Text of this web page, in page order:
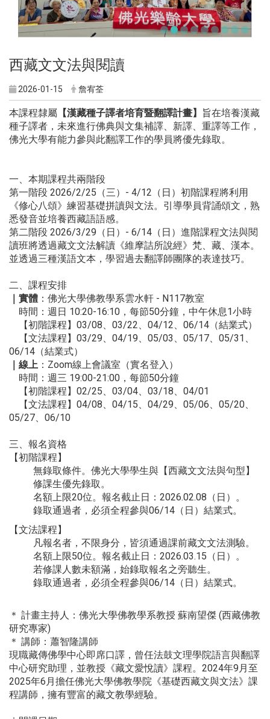
西藏文文法與閱讀
2026-01-15 詹宥荃
本課程隸屬 【漢藏種子譯者培育暨翻譯計畫】
旨在培養漢藏
種子譯者，未來進行佛典與文集補譯、新譯、重譯等工作，
佛光大學有能力參與此翻譯工作的學員將優先錄取。
一、本期課程共兩階段
第一階段 2026/2/25（三）- 4/12（日）初階課程將利用
《修心八頌》練習基礎拼讀與文法。引導學員背誦頌文，熟
悉發音並培養西藏語語感。
第二階段 2026/3/29（日）- 6/14（日）進階課程文法與閱
讀班將透過藏文文法解讀《維摩詰所說經》梵、藏、漢本。
並透過三種漢語文本，學習過去翻譯師團隊的表達技巧。
二、課程安排
｜實體 ：佛光大學佛教學系雲水軒 - N117教室
時間：週日 10:20-16:10，每節50分鐘，中午休息1小時
【初階課程】03/08、03/22、04/12、06/14（結業式）
【文法課程】03/29、04/19、05/03、05/17、05/31、
06/14（結業式）
｜線上 ：Zoom線上會議室（實名登入）
時間：週三 19:00-21:00，每節50分鐘
【初階課程】02/25、03/04、03/18、04/01
【文法課程】04/08、04/15、04/29、05/06、05/20、
05/27、06/10
三、報名資格
【初階課程】
無錄取條件。佛光大學學生與【西藏文文法與句型】
修課生優先錄取。
名額上限20位。報名截止日：2026.02.08（日）。
錄取通過者，必須全程參與06/14（日）結業式。
【文法課程】
凡報名者，不限身分，皆須通過課前藏文文法測驗。
名額上限50位。報名截止日：2026.03.15（日）。
若修課人數未額滿，始錄取報名之旁聽生。
錄取通過者，必須全程參與06/14（日）結業式。
＊ 計畫主持人：佛光大學佛教學系教授 蘇南望傑 (西藏佛教
研究專家)
＊ 講師：蕭智隆講師
現職藏傳佛學中心即席口譯，曾任法鼓文理學院語言與翻譯
中心研究助理，並教授《藏文愛悅讀》課程。2024年9月至
2025年6月擔任佛光大學佛教學院《基礎西藏文與文法》課
程講師，擁有豐富的藏文教學經驗。